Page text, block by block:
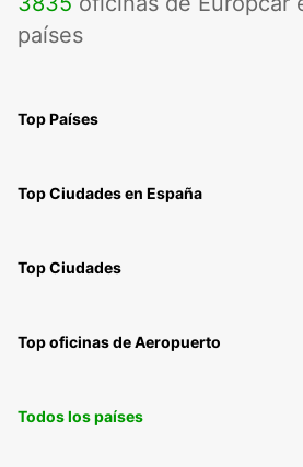
países
Top Países
Top Ciudades en España
Top Ciudades
Top oficinas de Aeropuerto
Todos los países